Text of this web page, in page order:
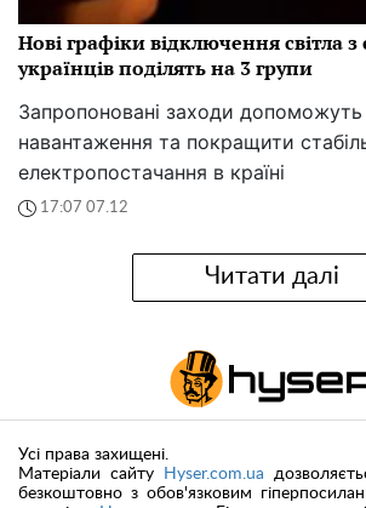
Нові графіки відключення світла з
українців поділять на 3 групи
Запропоновані заходи допоможуть
навантаження та покращити
електропостачання в країні
17:07 07.12
Читати далі
Усі права захищені.
Матеріали сайту
Hyser.com.ua
безкоштовно з обов'язковим